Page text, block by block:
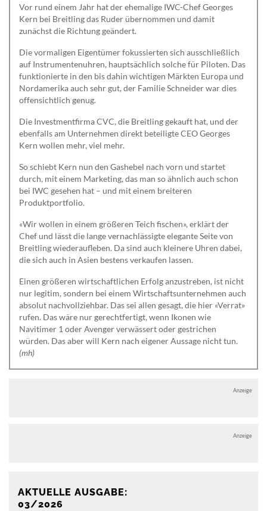
Vor rund einem Jahr hat der ehemalige IWC-Chef Georges
Kern bei Breitling das Ruder übernommen und damit
zunächst die Richtung geändert.
Die vormaligen Eigentümer fokussierten sich ausschließlich
auf Instrumentenuhren, hauptsächlich solche für Piloten. Das
funktionierte in den bis dahin wichtigen Märkten Europa und
Nordamerika auch sehr gut, der Familie Schneider war dies
offensichtlich genug.
Die Investmentfirma CVC, die Breitling gekauft hat, und der
ebenfalls am Unternehmen direkt beteiligte CEO Georges
Kern wollen mehr, viel mehr.
So schiebt Kern nun den Gashebel nach vorn und startet
durch, mit einem Marketing, das man so ähnlich auch schon
bei IWC gesehen hat – und mit einem breiteren
Produktportfolio.
«Wir wollen in einem größeren Teich fischen», erklärt der
Chef und lässt die lange vernachlässigte elegante Seite von
Breitling wiederaufleben. Da sind auch kleinere Uhren dabei,
die sich auch in Asien bestens verkaufen lassen.
Einen größeren wirtschaftlichen Erfolg anzustreben, ist nicht
nur legitim, sondern bei einem Wirtschaftsunternehmen auch
absolut nachvollziehbar. Das sei allen gesagt, die hier «Verrat»
rufen. Das wäre nur gerechtfertigt, wenn Ikonen wie
Navitimer 1 oder Avenger verwässert oder gestrichen
würden. Das aber will Kern nach eigener Aussage nicht tun.
(mh)
Anzeige
Anzeige
AKTUELLE AUSGABE:
03/2026